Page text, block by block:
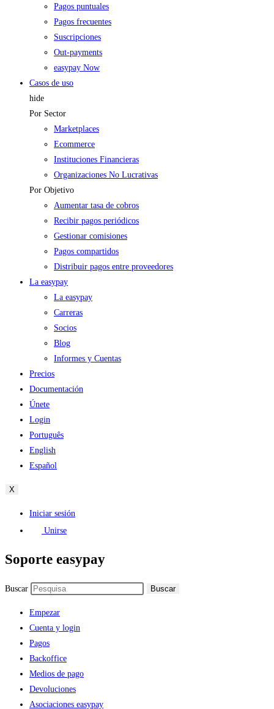
Pagos puntuales
Pagos frecuentes
Suscripciones
Out-payments
easypay Now
Casos de uso
hide
Por Sector
Marketplaces
Ecommerce
Instituciones Financieras
Organizaciones No Lucrativas
Por Objetivo
Aumentar tasa de cobros
Recibir pagos periódicos
Gestionar comisiones
Pagos compartidos
Distribuir pagos entre proveedores
La easypay
La easypay
Carreras
Socios
Blog
Informes y Cuentas
Precios
Documentación
Únete
Login
Português
English
Español
X
Iniciar sesión
Unirse
Soporte easypay
Buscar Buscar
Empezar
Cuenta y login
Pagos
Backoffice
Medios de pago
Devoluciones
Asociaciones easypay